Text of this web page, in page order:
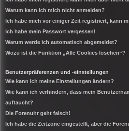
Warum kann ich mich nicht anmelden?
Ich habe mich vor einiger Zeit registriert, kann
Ich habe mein Passwort vergessen!
Warum werde ich automatisch abgemeldet?
Wozu ist die Funktion „Alle Cookies löschen“?
Benutzerpräferenzen und -einstellungen
Wie kann ich meine Einstellungen ändern?
Wie kann ich verhindern, dass mein
auftaucht?
Die Forenuhr geht falsch!
Ich habe die Zeitzone eingestellt, aber die